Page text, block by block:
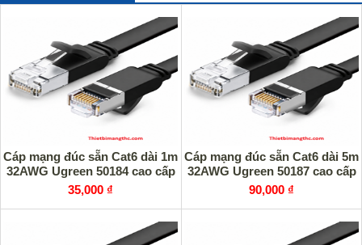
Cáp mạng đúc sẵn Cat6 dài 1m
32AWG Ugreen 50184 cao cấp
35,000 ₫
Cáp mạng đúc sẵn Cat6 dài 5m
32AWG Ugreen 50187 cao cấp
90,000 ₫